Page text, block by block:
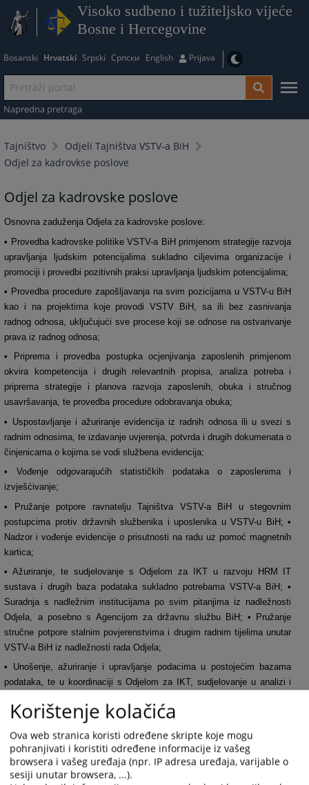
Visoko sudbeno i tužiteljsko vijeće
Bosne i Hercegovine
Bosanski Hrvatski Srpski Српски English Prijava
Napredna pretraga
Tajništvo
Odjeli Tajništva VSTV-a BiH
Odjel za kadrovkse poslove
Odjel za kadrovske poslove
Osnovna zaduženja Odjela za kadrovske poslove:
• Provedba kadrovske politike VSTV-a BiH primjenom strategije razvoja
upravljanja ljudskim potencijalima sukladno ciljevima organizacije i
promociji i provedbi pozitivnih praksi upravljanja ljudskim potencijalima;
• Provedba procedure zapošljavanja na svim pozicijama u VSTV-u BiH
kao i na projektima koje provodi VSTV BiH, sa ili bez zasnivanja
radnog odnosa, uključujući sve procese koji se odnose na ostvarivanje
prava iz radnog odnosa;
• Priprema i provedba postupka ocjenjivanja zaposlenih primjenom
okvira kompetencija i drugih relevantnih propisa, analiza potreba i
priprema strategije i planova razvoja zaposlenih, obuka i stručnog
usavršavanja, te provedba procedure odobravanja obuka;
• Uspostavljanje i ažuriranje evidencija iz radnih odnosa ili u svezi s
radnim odnosima, te izdavanje uvjerenja, potvrda i drugih dokumenata o
činjenicama o kojima se vodi službena evidencija;
• Vođenje odgovarajućih statističkih podataka o zaposlenima i
izvješćivanje;
• Pružanje potpore ravnatelju Tajništva VSTV-a BiH u stegovnim
postupcima protiv državnih službenika i uposlenika u VSTV-u BiH; •
Nadzor i vođenje evidencije o prisutnosti na radu uz pomoć magnetnih
kartica;
• Ažuriranje, te sudjelovanje s Odjelom za IKT u razvoju HRM IT
sustava i drugih baza podataka sukladno potrebama VSTV-a BiH; •
Suradnja s nadležnim institucijama po svim pitanjima iz nadležnosti
Odjela, a posebno s Agencijom za državnu službu BiH; • Pružanje
stručne potpore stalnim povjerenstvima i drugim radnim tijelima unutar
VSTV-a BiH iz nadležnosti rada Odjela;
• Unošenje, ažuriranje i upravljanje podacima u postojećim bazama
podataka, te u koordinaciji s Odjelom za IKT, sudjelovanje u analizi i
neophodnih za potporu radu Odjela;
• Sudjelovanje u postupcima srednjoročnog planiranja, godišnjeg
programiranja, praćenja i izvješćivanja u VSTV-u BiH;
• Identificiranje, razvijanje i primjena novih i poboljšanih načina rada
Korištenje kolačića
Ova web stranica koristi određene skripte koje mogu
pohranjivati i koristiti određene informacije iz vašeg
browsera i vašeg uređaja (npr. IP adresa uređaja, varijable o
sesiji unutar browsera, ...).